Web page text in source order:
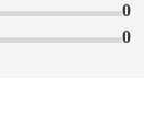
0
0